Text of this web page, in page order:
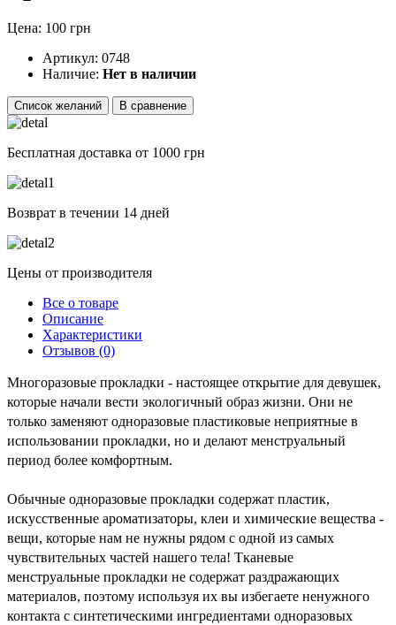
Цена: 100 грн
Артикул: 0748
Наличие: Нет в наличии
Список желаний В сравнение
Бесплатная доставка от 1000 грн
Возврат в течении 14 дней
Цены от производителя
Все о товаре
Описание
Характеристики
Отзывов (0)
Многоразовые прокладки - настоящее открытие для девушек,
которые начали вести экологичный образ жизни. Они не
только заменяют одноразовые пластиковые неприятные в
использовании прокладки, но и делают менструальный
период более комфортным.
Обычные одноразовые прокладки содержат пластик,
искусственные ароматизаторы, клеи и химические вещества -
вещи, которые нам не нужны рядом с одной из самых
чувствительных частей нашего тела! Тканевые
менструальные прокладки не содержат раздражающих
материалов, поэтому используя их вы избегаете ненужного
контакта с синтетическими ингредиентами одноразовых